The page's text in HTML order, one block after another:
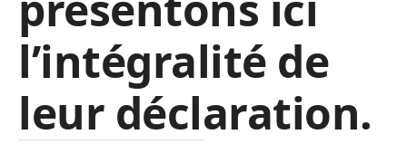
l’intégralité de
leur déclaration.